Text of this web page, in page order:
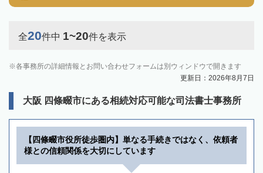
全20件中 1~20件を表示
各事務所の詳細情報とお問い合わせフォームは別ウィンドウで開きます
更新日：2026年8月7日
大阪 四條畷市にある相続対応可能な司法書士事務所
【四條畷市役所徒歩圏内】単なる手続きではなく、依頼者
様との信頼関係を大切にしています